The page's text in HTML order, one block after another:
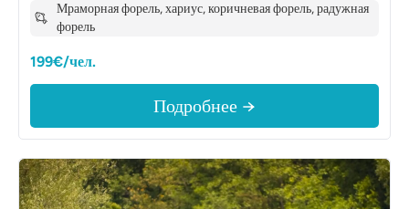
Мраморная форель, хариус, коричневая форель, радужная
форель
199€/чел.
Подробнее →